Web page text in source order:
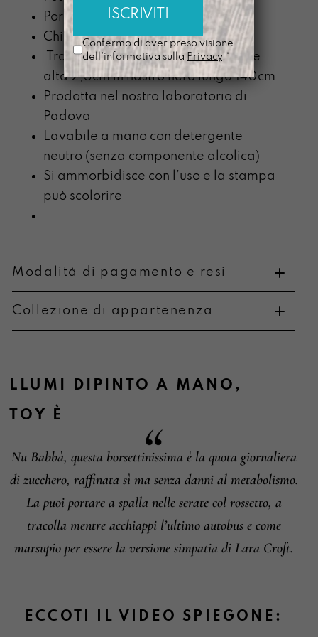
Porta tessere interno
Chiusura Tuc
Tracolla nera regolabile, estraibile
alta 2,5cm in nastro nero lunga 140cm
Prodotta nel nostro laboratorio di
Padova
Lavabile a mano con detergente
neutro (senza componente alcolica)
Si ammorbidisce con l’uso e la stampa
può scolorire
Modalità di pagamento e resi
Informazioni sulla consegna
Informazioni su cambi e resi
Collezione di appartenenza
LLUMI DIPINTO A MANO ,
TOY
È
Nu Babbà, questa borsettinissima è la quota giornaliera
di zucchero, raffinata sì ma senza danni al metabolismo.
La puoi portare a spalla nelle serate col rossetto, a
tracolla mentre acchiappi l’ultimo autobus e come
marsupio per essere la versione simpatia di Lara Croft.
ECCOTI IL VIDEO SPIEGONE:
Confermo di aver preso visione
dell'informativa sulla Privacy.*